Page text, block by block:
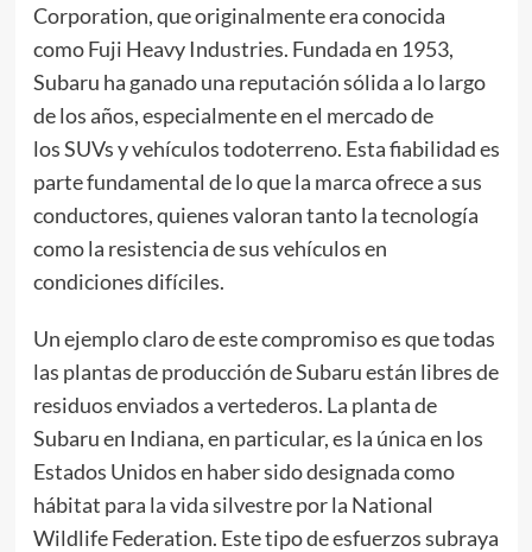
Corporation, que originalmente era conocida
como Fuji Heavy Industries. Fundada en 1953,
Subaru ha ganado una reputación sólida a lo largo
de los años, especialmente en el mercado de
los SUVs y vehículos todoterreno. Esta fiabilidad es
parte fundamental de lo que la marca ofrece a sus
conductores, quienes valoran tanto la tecnología
como la resistencia de sus vehículos en
condiciones difíciles.
Un ejemplo claro de este compromiso es que todas
las plantas de producción de Subaru están libres de
residuos enviados a vertederos. La planta de
Subaru en Indiana, en particular, es la única en los
Estados Unidos en haber sido designada como
hábitat para la vida silvestre por la National
Wildlife Federation. Este tipo de esfuerzos subraya